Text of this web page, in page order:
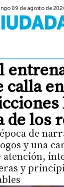
09 de agosto de
calla
de los
de
y una
y